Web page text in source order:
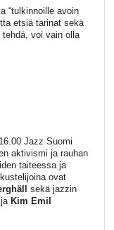
“tulkinnoille avoin
etsiä tarinat sekä
voi vain olla
Jazz Suomi
aktivismi ja rauhan
taiteessa ja
ovat
sekä jazzin
Kim Emil